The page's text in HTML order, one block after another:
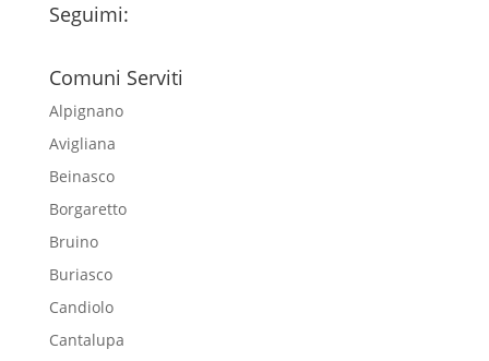
Seguimi:
Comuni Serviti
Alpignano
Avigliana
Beinasco
Borgaretto
Bruino
Buriasco
Candiolo
Cantalupa